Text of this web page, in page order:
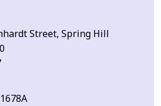
Street, Spring Hill